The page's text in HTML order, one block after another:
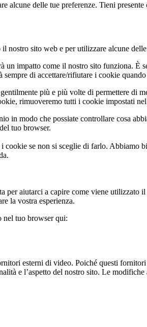
alcune delle tue preferenze. Tieni
nostro sito web e per utilizzare alcune delle
impatto come il nostro sito funziona.
di accettare/rifiutare i cookie
più e più volte di permettere di
rimuoveremo tutti i cookie impostati
in modo che possiate controllare cosa
tuo browser.
cookie se non si sceglie di farlo.
aiutarci a capire come viene utilizzato
la vostra esperienza.
nel tuo browser qui:
esterni di video. Poiché questi
e l’aspetto del nostro sito. Le